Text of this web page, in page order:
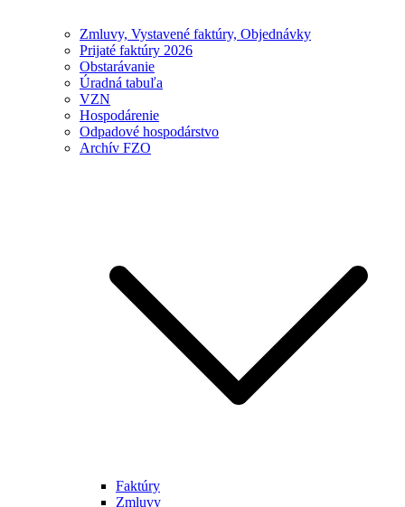
Zmluvy, Vystavené faktúry, Objednávky
Prijaté faktúry 2026
Obstarávanie
Úradná tabuľa
VZN
Hospodárenie
Odpadové hospodárstvo
Archív FZO
Faktúry
Zmluvy